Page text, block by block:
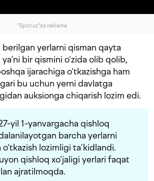
"Spot.uz"da reklama
berilgan yerlarni qisman qayta
bir qismini o‘zida olib qolib,
ijarachiga o‘tkazishga ham
bu uchun yerni davlatga
auksionga chiqarish lozim edi.
yil 1-yanvargacha qishloq
barcha yerlarni
lozimligi ta’kidlandi.
qishloq xo‘jaligi yerlari faqat
ajratilmoqda.